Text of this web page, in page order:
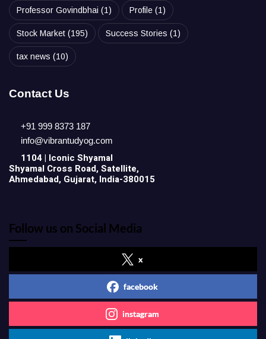
Professor Govindbhai (1) Profile (1)
Stock Market (195) Success Stories (1)
tax news (10)
Contact Us
+91 999 8373 187
info@vibrantudyog.com
1104 | Iconic Shyamal
Shyamal Cross Road, Satellite,
Ahmedabad, Gujarat, India-380015
Follow us on Social Media
x
facebook
instagram